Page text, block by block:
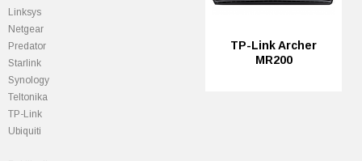
Linksys
Netgear
Predator
StarIink
Synology
Teltonika
TP-Link
Ubiquiti
TP-Link Archer
MR200